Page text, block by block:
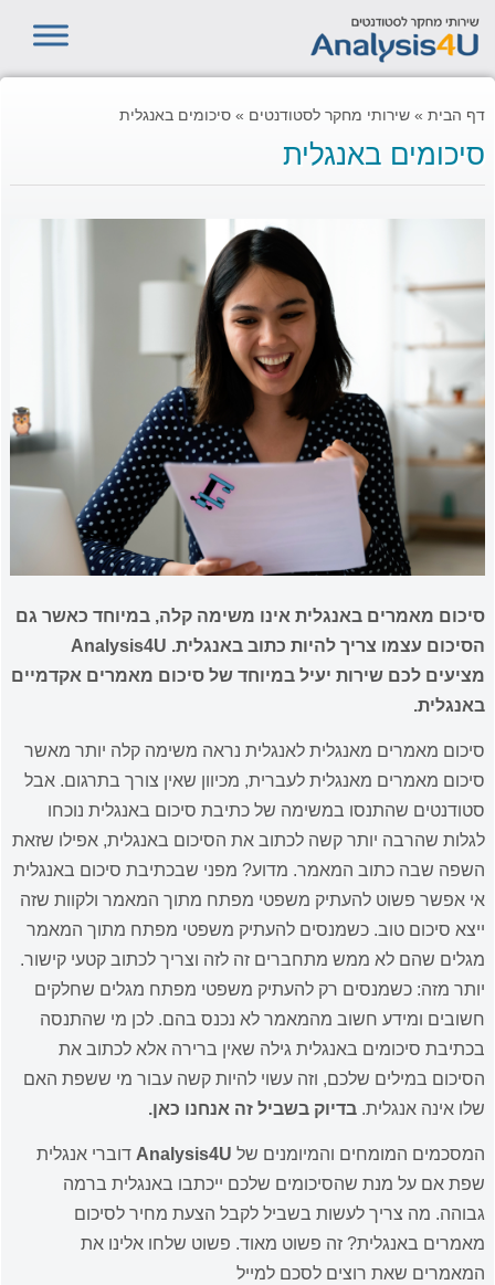
דף הבית » שירותי מחקר לסטודנטים » סיכומים באנגלית
סיכומים באנגלית
סיכום מאמרים באנגלית אינו משימה קלה, במיוחד כאשר גם
הסיכום עצמו צריך להיות כתוב באנגלית. Analysis4U
מציעים לכם שירות יעיל במיוחד של סיכום מאמרים אקדמיים
באנגלית.
סיכום מאמרים מאנגלית לאנגלית נראה משימה קלה יותר מאשר
סיכום מאמרים מאנגלית לעברית, מכיוון שאין צורך בתרגום. אבל
סטודנטים שהתנסו במשימה של כתיבת סיכום באנגלית נוכחו
לגלות שהרבה יותר קשה לכתוב את הסיכום באנגלית, אפילו שזאת
השפה שבה כתוב המאמר. מדוע? מפני שבכתיבת סיכום באנגלית
אי אפשר פשוט להעתיק משפטי מפתח מתוך המאמר ולקוות שזה
ייצא סיכום טוב. כשמנסים להעתיק משפטי מפתח מתוך המאמר
מגלים שהם לא ממש מתחברים זה לזה וצריך לכתוב קטעי קישור.
יותר מזה: כשמנסים רק להעתיק משפטי מפתח מגלים שחלקים
חשובים ומידע חשוב מהמאמר לא נכנס בהם. לכן מי שהתנסה
בכתיבת סיכומים באנגלית גילה שאין ברירה אלא לכתוב את
הסיכום במילים שלכם, וזה עשוי להיות קשה עבור מי ששפת האם
שלו אינה אנגלית. בדיוק בשביל זה אנחנו כאן.
המסכמים המומחים והמיומנים של Analysis4U דוברי אנגלית
שפת אם על מנת שהסיכומים שלכם ייכתבו באנגלית ברמה
גבוהה. מה צריך לעשות בשביל לקבל הצעת מחיר לסיכום
מאמרים באנגלית? זה פשוט מאוד. פשוט שלחו אלינו את
המאמרים שאת רוצים לסכם למייל